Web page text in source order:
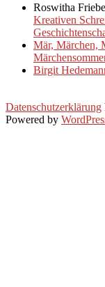
Roswitha
Kreativen
Mär, Märchen,
Birgit
Datenschutzerklärung
Powered by